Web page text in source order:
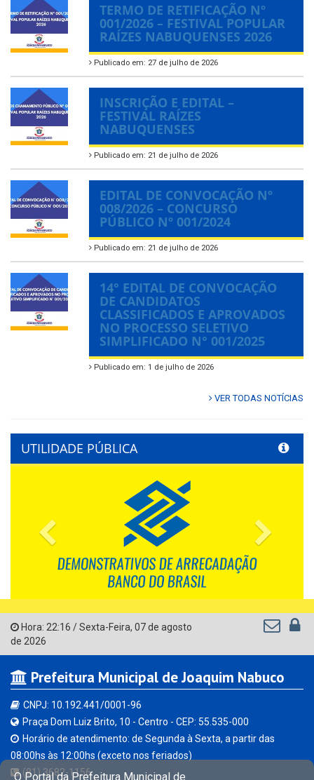
TERMO DE RETIFICAÇÃO Nº
001/2026 – FESTIVAL POPULAR
RAÍZES NABUQUENSES 2026
Publicado em: 27 de julho de 2026
INSCRIÇÃO E EDITAL –
FESTIVAL RAÍZES
NABUQUENSES
Publicado em: 21 de julho de 2026
EDITAL DE CONVOCAÇÃO Nº
008/2026 – CONCURSO
PÚBLICO Nº 001/2024
Publicado em: 21 de julho de 2026
14° EDITAL DE CONVOCAÇÃO
DE CANDIDATOS
CLASSIFICADOS E APROVADOS
NO PROCESSO SELETIVO
SIMPLIFICADO N° 001/2025
Publicado em: 1 de julho de 2026
VER TODAS NOTÍCIAS
UTILIDADE PÚBLICA
Hora: 22:16 /Sexta-Feira, 07 de agosto
de 2026
Prefeitura Municipal de Joaquim Nabuco
CNPJ: 10.192.441/0001-96
Praça Dom Luiz Brito, 10 - Centro - CEP: 55.535-000
Horário de atendimento: de Segunda à Sexta, a partir das
08:00hs às 12:00hs (exceto nos feriados)
(81) 3682-1156
O Portal da Prefeitura Municipal de